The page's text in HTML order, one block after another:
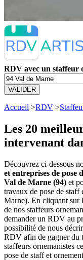
RDV avec un staffeur
VALIDER
Accueil >RDV >
Les 20
intervenant
Découvrez ci-dessous
et entreprises de pose
Val de Marne (94) et
travaux de pose de staff
Marne). En cliquant sur
de nos staffeurs
demander un RDV au
possibilité de nous
RDV afin de gagner du
staffeurs ornemanistes
pose de staff et